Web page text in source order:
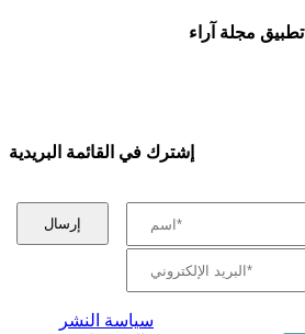
تطبيق مجلة آراء
إشترك في القائمة البريدية
سياسة النشر